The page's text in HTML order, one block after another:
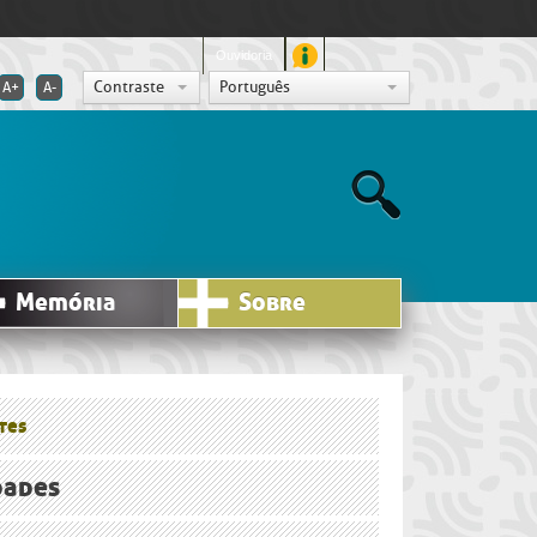
Ouvidoria
A+ A- Contraste Português
Memória Sobre